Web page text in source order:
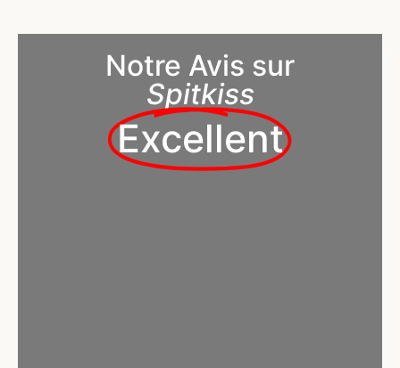
Notre Avis sur
Spitkiss
Excellent